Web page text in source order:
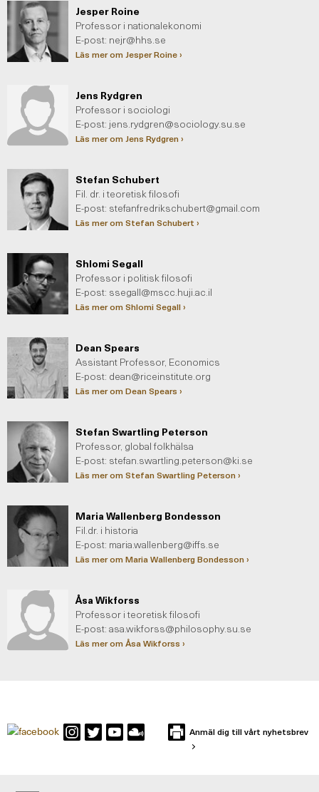
Jesper Roine
Professor i nationalekonomi
E-post: nejr@hhs.se
Läs mer om Jesper Roine ›
Jens Rydgren
Professor i sociologi
E-post: jens.rydgren@sociology.su.se
Läs mer om Jens Rydgren ›
Stefan Schubert
Fil. dr. i teoretisk filosofi
E-post: stefanfredrikschubert@gmail.com
Läs mer om Stefan Schubert ›
Shlomi Segall
Professor i politisk filosofi
E-post: ssegall@mscc.huji.ac.il
Läs mer om Shlomi Segall ›
Dean Spears
Assistant Professor, Economics
E-post: dean@riceinstitute.org
Läs mer om Dean Spears ›
Stefan Swartling Peterson
Professor, global folkhälsa
E-post: stefan.swartling.peterson@ki.se
Läs mer om Stefan Swartling Peterson ›
Maria Wallenberg Bondesson
Fil.dr. i historia
E-post: maria.wallenberg@iffs.se
Läs mer om Maria Wallenberg Bondesson ›
Åsa Wikforss
Professor i teoretisk filosofi
E-post:asa.wikforss@philosophy.su.se
Läs mer om Åsa Wikforss ›
Anmäl dig till vårt nyhetsbrev